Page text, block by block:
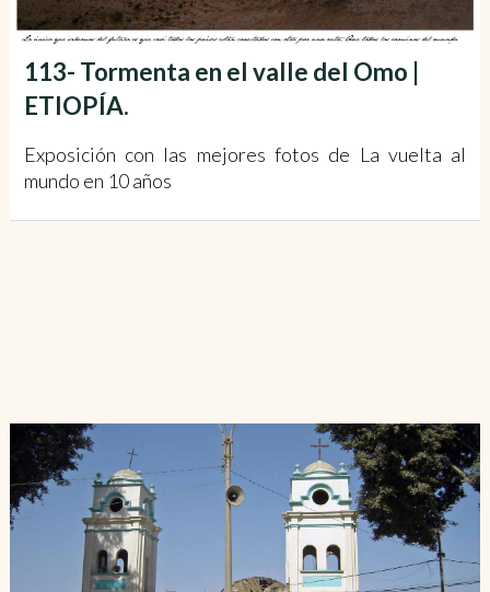
113- Tormenta en el valle del Omo |
ETIOPÍA.
Exposición con las mejores fotos de La vuelta al
mundo en 10 años